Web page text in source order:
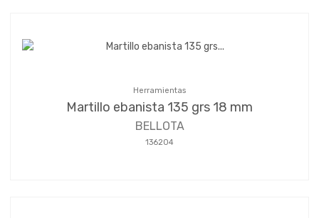
Herramientas
Martillo ebanista 135 grs 18 mm
BELLOTA
136204